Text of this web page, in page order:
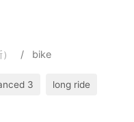
/ bike
3 long ride